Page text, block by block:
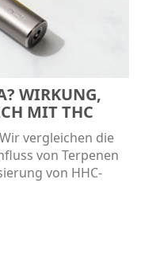
WIRKUNG,
MIT THC
vergleichen die
von Terpenen
von HHC-